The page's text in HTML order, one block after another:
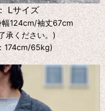
Lサイズ
124cm/袖丈67cm
承ください。)
174cm/65kg)